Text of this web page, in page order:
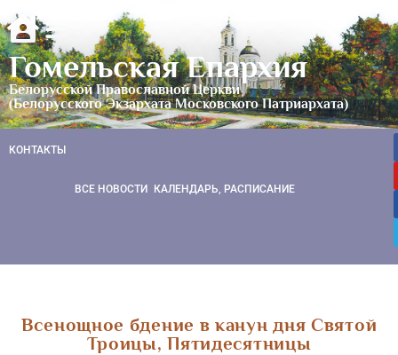
Гомельская Епархия
Белорусской Православной Церкви
(Белорусского Экзархата Московского Патриархата)
КОНТАКТЫ
ВСЕ НОВОСТИ КАЛЕНДАРЬ, РАСПИСАНИЕ
Всенощное бдение в канун дня Святой
Троицы, Пятидесятницы